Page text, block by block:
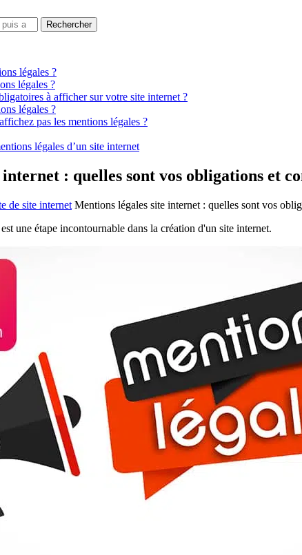
légales ?
légales ?
à afficher sur votre site internet ?
légales ?
pas les mentions légales ?
légales d’un site internet
: quelles sont vos obligations et
de site internet Mentions légales site internet : quelles sont vos
une étape incontournable dans la création d'un site internet.